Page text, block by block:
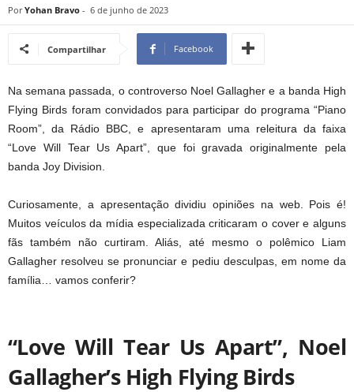
Por Yohan Bravo - 6 de junho de 2023
Compartilhar Facebook
Na semana passada, o controverso Noel Gallagher e a banda High
Flying Birds foram convidados para participar do programa “Piano
Room”, da Rádio BBC, e apresentaram uma releitura da faixa
“Love Will Tear Us Apart”, que foi gravada originalmente pela
banda Joy Division.
Curiosamente, a apresentação dividiu opiniões na web. Pois é!
Muitos veículos da mídia especializada criticaram o cover e alguns
fãs também não curtiram. Aliás, até mesmo o polêmico Liam
Gallagher resolveu se pronunciar e pediu desculpas, em nome da
família… vamos conferir?
“Love Will Tear Us Apart”, Noel
Gallagher’s High Flying Birds